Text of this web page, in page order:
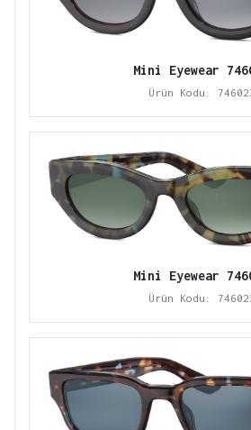
Mini Eyewear
Ürün Kodu:
Mini Eyewear
Ürün Kodu: